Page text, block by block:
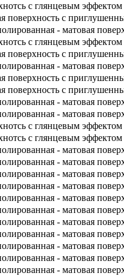
с глянцевым эффектом
поверхность с
- матовая
с глянцевым эффектом
поверхность с
- матовая
поверхность с
поверхность с
- матовая
- матовая
с глянцевым эффектом
с глянцевым эффектом
- матовая
- матовая
- матовая
- матовая
- матовая
- матовая
- матовая
- матовая
- матовая
- матовая
- матовая